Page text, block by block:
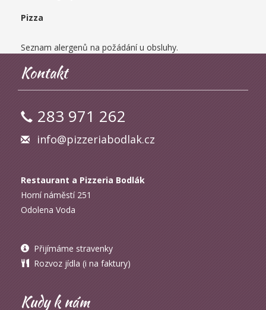
Pizza
Seznam alergenů na požádání u obsluhy.
Kontakt
283 971 262
info@pizzeriabodlak.cz
Restaurant a Pizzeria Bodlák
Horní náměstí 251
Odolena Voda
Přijímáme stravenky
Rozvoz jídla (i na faktury)
Kudy k nám